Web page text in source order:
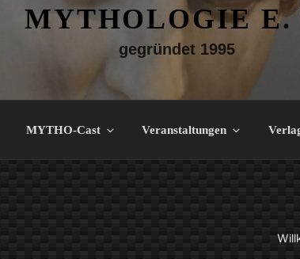
MYTHOLOGIE E.
gegründet 1995
MYTHO-Cast Veranstaltungen